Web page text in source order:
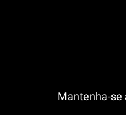
Mantenha-se